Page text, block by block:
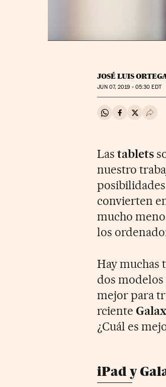
JOSÉ LUIS
JUN 07, 2019 - 05:30 EDT
Compartir en
Compartir en
Lastablets
nuestro
posibilidades
convierten
mucho
los
Hay muchas
dos
mejor para
rciente
¿Cuál es
iPad y